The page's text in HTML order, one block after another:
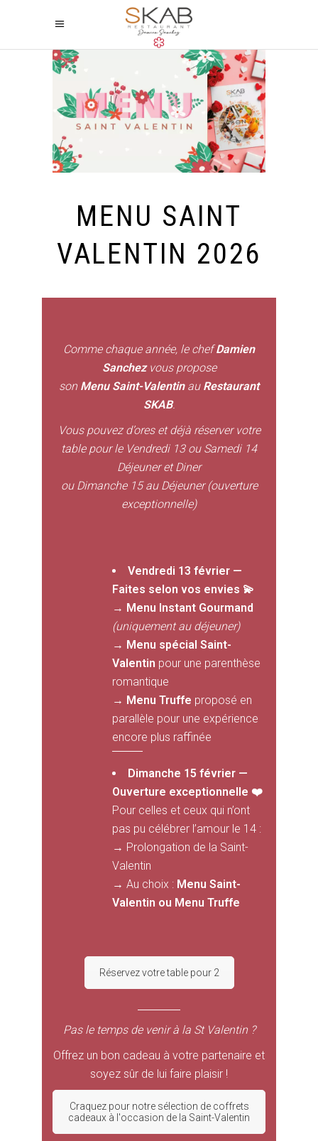
MENU SAINT
VALENTIN 2026
Comme chaque année, le chefDamien
Sanchezvous propose
son Menu Saint-Valentin auRestaurant
SKAB.
Vous pouvez d’ores et déjà réserver votre
table pour le Vendredi 13 ou Samedi 14
Déjeuner et Diner
ou Dimanche 15 au Déjeuner (ouverture
exceptionnelle)
Vendredi 13 février —
Faites selon vos envies 💫
→ Menu Instant Gourmand
(uniquement au déjeuner)
→ Menu spécial Saint-
Valentin pour une parenthèse
romantique
→ Menu Truffe proposé en
parallèle pour une expérience
encore plus raffinée
Dimanche 15 février —
Ouverture exceptionnelle ❤️
Pour celles et ceux qui n’ont
pas pu célébrer l’amour le 14 :
→ Prolongation de la Saint-
Valentin
→ Au choix : Menu Saint-
Valentin ou Menu Truffe
Réservez votre table pour 2
Pas le temps de venir à la St Valentin ?
Offrez un bon cadeau à votre partenaire et
soyez sûr de lui faire plaisir !
Craquez pour notre sélection de coffrets
cadeaux à l'occasion de la Saint-Valentin